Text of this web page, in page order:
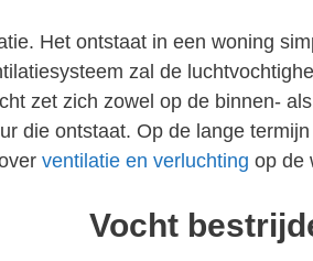
Het ontstaat in een woning
zal de
zet zich zowel op de binnen-
die ontstaat. Op de lange
ventilatie en verluchting op de
Vocht